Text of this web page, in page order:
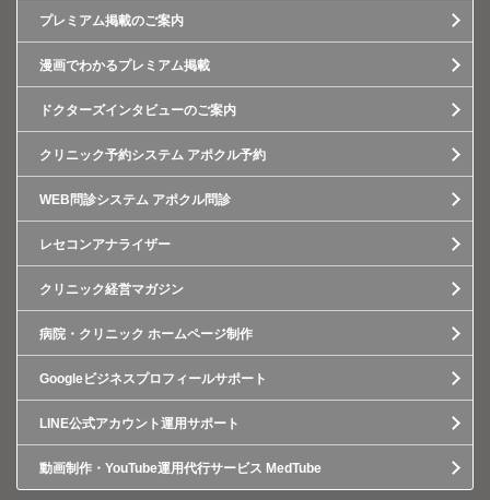
プレミアム掲載のご案内
漫画でわかるプレミアム掲載
ドクターズインタビューのご案内
クリニック予約システム アポクル予約
WEB問診システム アポクル問診
レセコンアナライザー
クリニック経営マガジン
病院・クリニック ホームページ制作
Googleビジネスプロフィールサポート
LINE公式アカウント運用サポート
動画制作・YouTube運用代行サービス MedTube